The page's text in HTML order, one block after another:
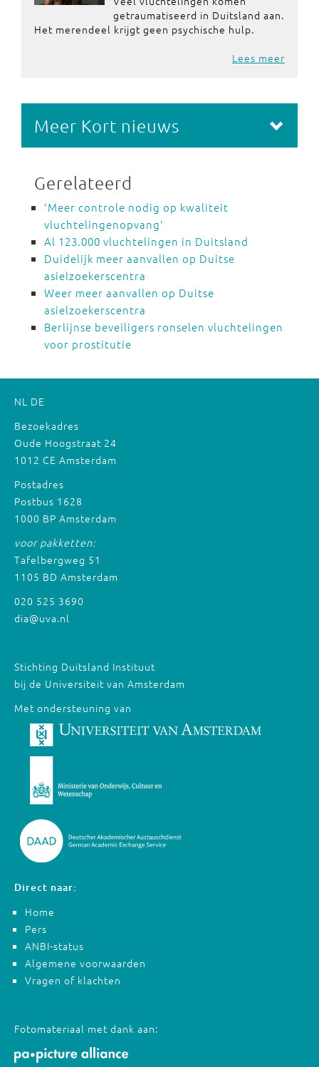
getraumatiseerd in Duitsland aan.
Het merendeel krijgt geen psychische hulp.
Lees meer
Meer Kort nieuws
Gerelateerd
'Meer controle nodig op kwaliteit
vluchtelingenopvang'
Al 123.000 vluchtelingen in Duitsland
Duidelijk meer aanvallen op Duitse
asielzoekerscentra
Weer meer aanvallen op Duitse
asielzoekerscentra
Berlijnse beveiligers ronselen vluchtelingen
voor prostitutie
NL DE
Bezoekadres
Oude Hoogstraat 24
1012 CE Amsterdam
Postadres
Postbus 1628
1000 BP Amsterdam
voor pakketten:
Tafelbergweg 51
1105 BD Amsterdam
020 525 3690
dia@uva.nl
Stichting Duitsland Instituut
bij de Universiteit van Amsterdam
Met ondersteuning van
Direct naar:
Home
Pers
ANBI-status
Algemene voorwaarden
Vragen of klachten
Fotomateriaal met dank aan: